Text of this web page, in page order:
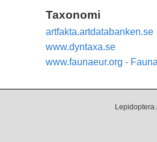
Taxonomi
artfakta.artdatabanken.se
www.dyntaxa.se
www.faunaeur.org -